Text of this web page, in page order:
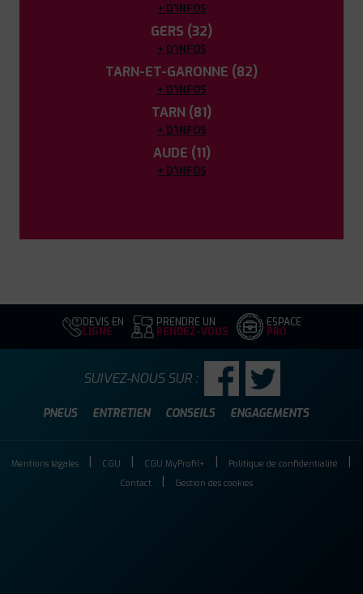
+ D'INFOS
GERS (32)
+ D'INFOS
TARN-ET-GARONNE (82)
+ D'INFOS
TARN (81)
+ D'INFOS
AUDE (11)
+ D'INFOS
DEVIS EN
LIGNE
PRENDRE UN
RENDEZ-VOUS
ESPACE
PRO
PNEUS ENTRETIEN CONSEILS ENGAGEMENTS
SUIVEZ-NOUS SUR :
Mentions légales CGU CGU MyProfil+
Politique de confidentialité
Contact
Gestion des cookies